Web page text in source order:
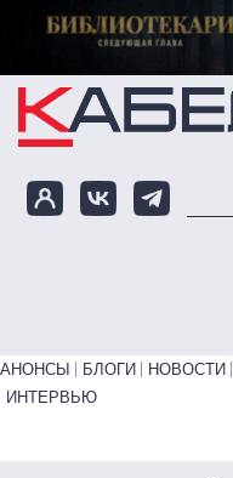
Перейти к основному
Primary links bottom
АНОНСЫ БЛОГИ НОВОСТИ
ИНТЕРВЬЮ